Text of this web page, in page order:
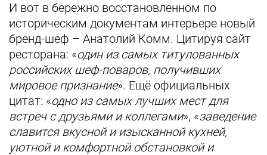
И вот в бережно восстановленном по
историческим документам интерьере новый
бренд-шеф – Анатолий Комм. Цитируя сайт
ресторана: «один из самых титулованных
российских шеф-поваров, получивших
мировое признание». Ещё официальных
цитат: «одно из самых лучших мест для
встреч с друзьями и коллегами», «заведение
славится вкусной и изысканной кухней,
уютной и комфортной обстановкой и